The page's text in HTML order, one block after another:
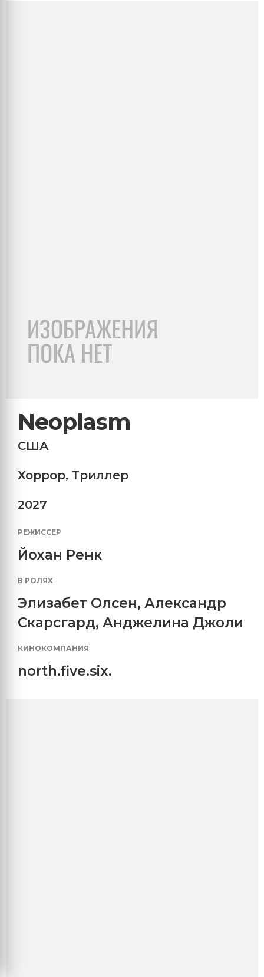
Neoplasm
США
Хоррор, Триллер
2027
РЕЖИССЕР
Йохан Ренк
В РОЛЯХ
Элизабет Олсен, Александр
Скарсгард, Анджелина Джоли
КИНОКОМПАНИЯ
north.five.six.